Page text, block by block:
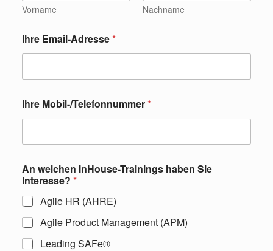
Vorname Nachname
Ihre Email-Adresse*
Ihre Mobil-/Telefonnummer*
An welchen InHouse-Trainings haben Sie
Interesse? *
Agile HR (AHRE)
Agile Product Management (APM)
Leading SAFe®